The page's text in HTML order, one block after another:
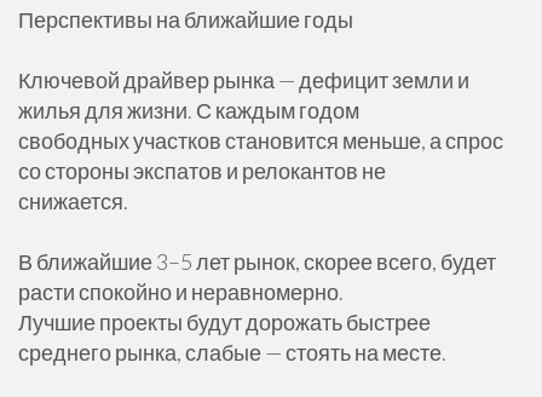
Перспективы на ближайшие годы
Ключевой драйвер рынка — дефицит земли и
жилья для жизни. С каждым годом
свободных участков становится меньше, а спрос
со стороны экспатов и релокантов не
снижается.
В ближайшие 3–5 лет рынок, скорее всего, будет
расти спокойно и неравномерно.
Лучшие проекты будут дорожать быстрее
среднего рынка, слабые — стоять на месте.